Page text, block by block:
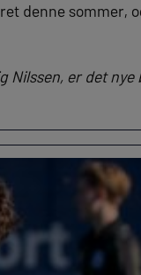
denne sommer,
Nilssen, er det